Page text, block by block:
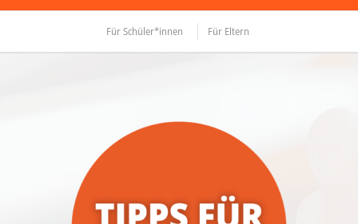
Für Schüler*innen Für Eltern